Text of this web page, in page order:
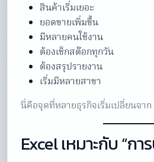
สินค้าเริ่มเยอะ
ยอดขายเพิ่มขึ้น
มีหลายคนใช้งาน
ต้องเช็กสต๊อกทุกวัน
ต้องสรุปรายงาน
เริ่มมีหลายสาขา
นี่คือจุดที่หลายธุรกิจเริ่มเปลี่ยนจาก
Excel เหมาะกับ “ก